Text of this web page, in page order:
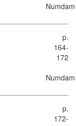
Numdam
p.
164-
172
Numdam
p.
172-